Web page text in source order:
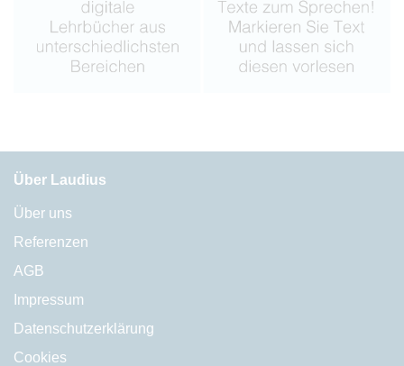
Über Laudius
Über uns
Referenzen
AGB
Impressum
Datenschutzerklärung
Cookies